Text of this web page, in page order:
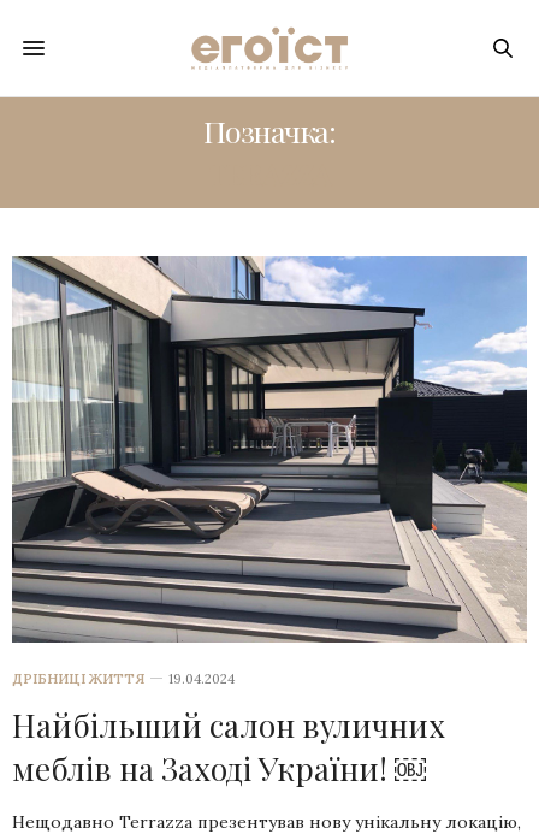
Позначка:
ДРІБНИЦІ ЖИТТЯ 19.04.2024
Найбільший салон вуличних
меблів на Заході України! ￼
Нещодавно Terrazza презентував нову унікальну локацію,